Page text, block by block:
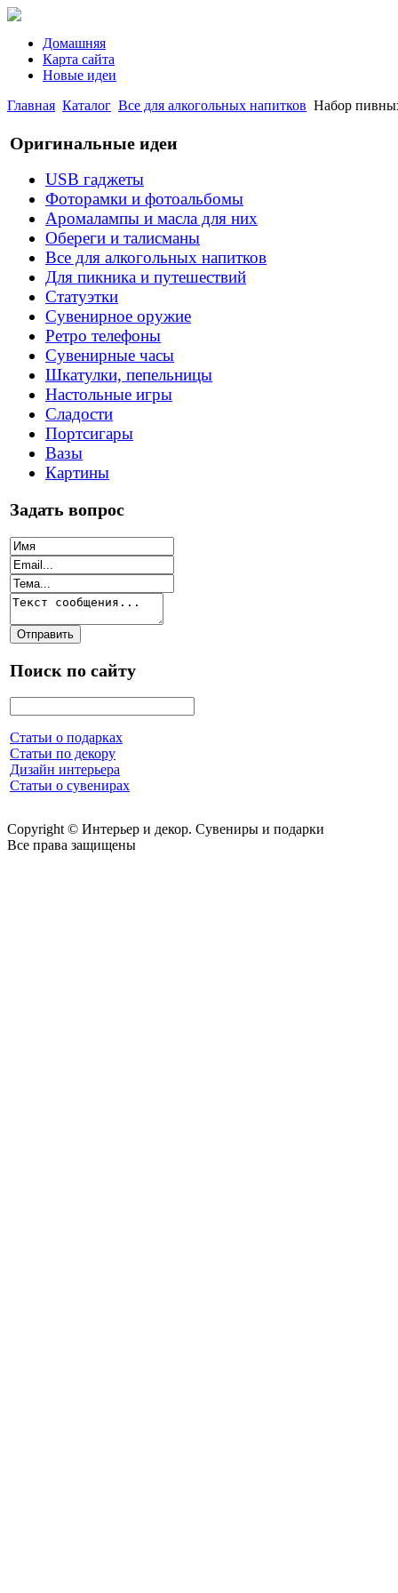
Домашняя
Карта сайта
Новые идеи
Главная Каталог Все для алкогольных напитков Набор
Оригинальные идеи
USB гаджеты
Фоторамки и фотоальбомы
Аромалампы и масла для них
Обереги и талисманы
Все для алкогольных напитков
Для пикника и путешествий
Статуэтки
Сувенирное оружие
Ретро телефоны
Сувенирные часы
Шкатулки, пепельницы
Настольные игры
Сладости
Портсигары
Вазы
Картины
Задать вопрос
Поиск по сайту
Статьи о подарках
Статьи по декору
Дизайн интерьера
Статьи о сувенирах
Copyright © Интерьер и декор. Сувениры и подарки
Все права защищены